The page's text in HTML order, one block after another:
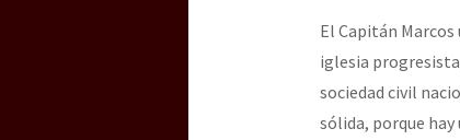
El Capitán
iglesia
sociedad civil
sólida, porque